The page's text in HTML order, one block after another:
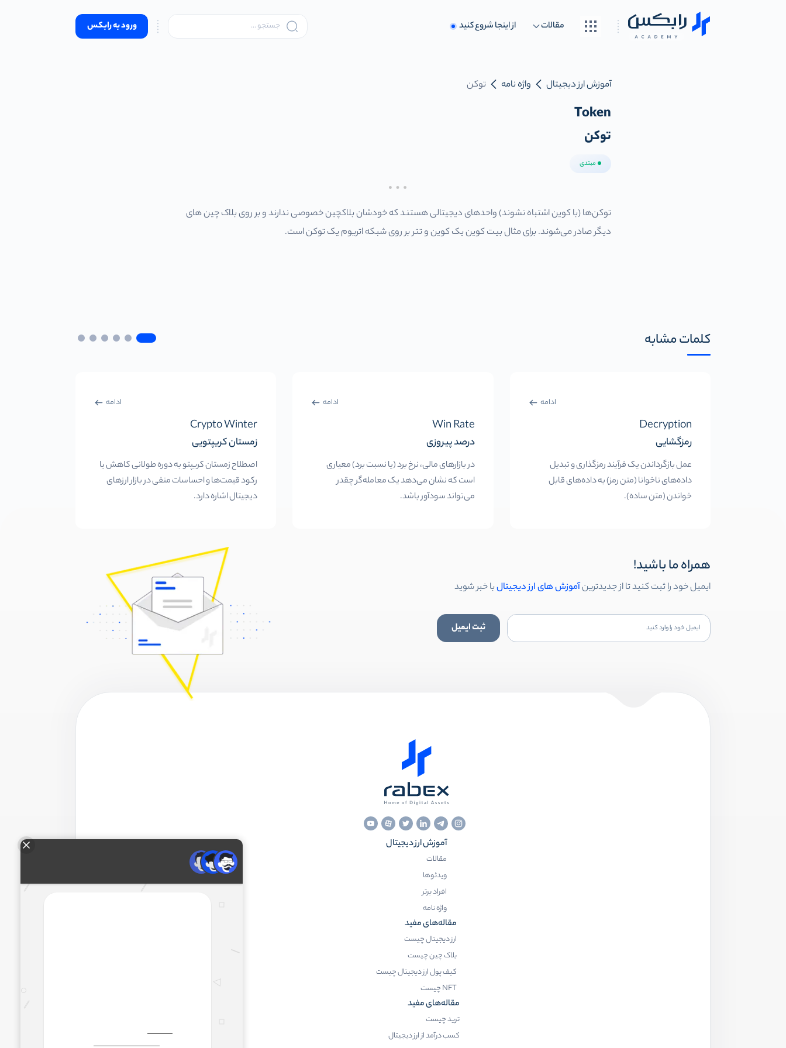
مقالات از اینجا شروع کنید ورود به رابکس
آموزش ارز دیجیتال واژه نامه توکن
Token
توکن
مبتدی
توکن‌ها (با کوین اشتباه نشوند) واحدهای دیجیتالی هستند که خودشان بلاکچین خصوصی ندارند و بر روی بلاک چین های
دیگر صادر می‌شوند. برای مثال بیت کوین یک کوین و تتر بر روی شبکه اتریوم یک توکن است.
کلمات مشابه
ادامه
Decryption
رمزگشایی
عمل بازگرداندن یک فرآیند رمزگذاری و تبدیل
داده‌های ناخوانا (متن رمز) به داده‌های قابل
خواندن (متن ساده).
ادامه
Win Rate
درصد پیروزی
در بازارهای مالی، نرخ برد (یا نسبت برد) معیاری
است که نشان می‌دهد یک معامله‌گر چقدر
می‌تواند سودآور باشد.
ادامه
Crypto Winter
زمستان کریپتویی
اصطلاح زمستان کریپتو به دوره طولانی کاهش یا
رکود قیمت‌ها و احساسات منفی در بازار ارزهای
دیجیتال اشاره دارد.
همراه ما باشید!
ایمیل خود را ثبت کنید تا از جدیدترینآموزش های ارز دیجیتالبا خبر شوید
ثبت ایمیل
آموزش ارز دیجیتال
مقالات
ویدئوها
افراد برتر
واژه نامه
مقاله‌های مفید
ارز دیجیتال چیست
بلاک چین چیست
کیف پول ارز دیجیتال چیست
NFT چیست
مقاله‌های مفید
ترید چیست
کسب درآمد از ارز دیجیتال